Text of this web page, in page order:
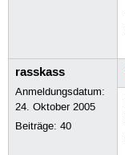
rasskass
Anmeldungsdatum:
24. Oktober 2005
Beiträge:40